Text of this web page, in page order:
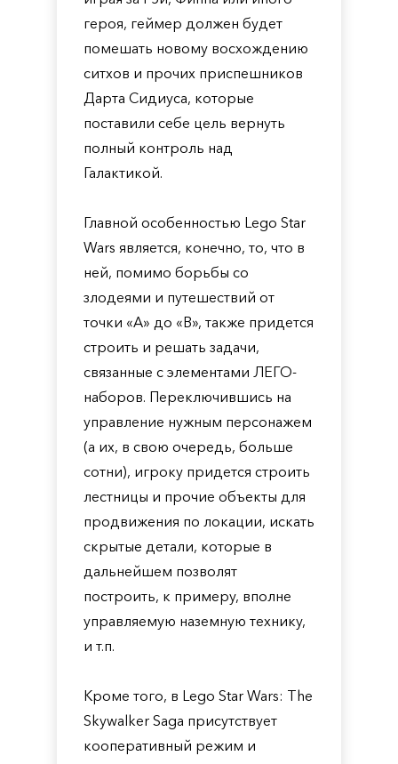
героя, геймер должен будет
помешать новому восхождению
ситхов и прочих приспешников
Дарта Сидиуса, которые
поставили себе цель вернуть
полный контроль над
Галактикой.
Главной особенностью Lego Star
Wars является, конечно, то, что в
ней, помимо борьбы со
злодеями и путешествий от
точки «А» до «В», также придется
строить и решать задачи,
связанные с элементами ЛЕГО-
наборов. Переключившись на
управление нужным персонажем
(а их, в свою очередь, больше
сотни), игроку придется строить
лестницы и прочие объекты для
продвижения по локации, искать
скрытые детали, которые в
дальнейшем позволят
построить, к примеру, вполне
управляемую наземную технику,
и т.п.
Кроме того, в Lego Star Wars: The
Skywalker Saga присутствует
кооперативный режим и